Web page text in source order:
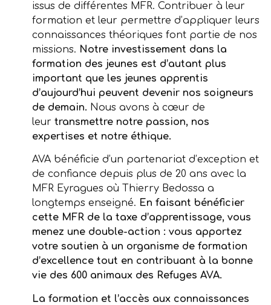
issus de différentes MFR. Contribuer à leur
formation et leur permettre d’appliquer leurs
connaissances théoriques font partie de nos
missions. Notre investissement dans la
formation des jeunes est d’autant plus
important que les jeunes apprentis
d’aujourd’hui peuvent devenir nos soigneurs
de demain. Nous avons à cœur de
leur transmettre notre passion, nos
expertises et notre éthique.
AVA bénéficie d’un partenariat d’exception et
de confiance depuis plus de 20 ans avec la
MFR Eyragues où Thierry Bedossa a
longtemps enseigné. En faisant bénéficier
cette MFR de la taxe d’apprentissage, vous
menez une double-action : vous apportez
votre soutien à un organisme de formation
d’excellence tout en contribuant à la bonne
vie des 600 animaux des Refuges AVA.
La formation et l’accès aux connaissances